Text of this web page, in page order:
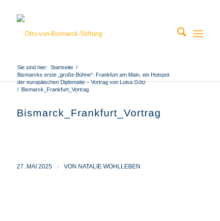
Sie sind hier: Startseite /
Bismarcks erste „große Bühne“: Frankfurt am Main, ein Hotspot
der europäischen Diplomatie – Vortrag von Luisa Götz
/ Bismarck_Frankfurt_Vortrag
Bismarck_Frankfurt_Vortrag
27. MAI 2025 / VON NATALIE WOHLLEBEN